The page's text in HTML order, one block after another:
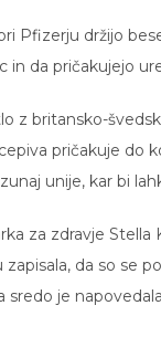
Pfizerju držijo
in da pričakujejo
z britansko-
pričakuje do
unije, kar bi
za zdravje
da so se
sredo je